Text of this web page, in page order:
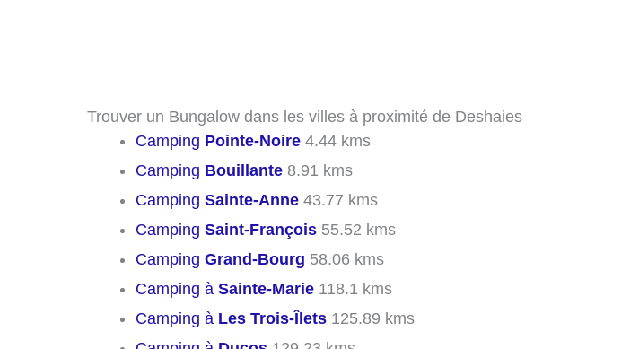
Trouver un Bungalow dans les villes à proximité de Deshaies
Camping Pointe-Noire 4.44 kms
Camping Bouillante 8.91 kms
Camping Sainte-Anne 43.77 kms
Camping Saint-François 55.52 kms
Camping Grand-Bourg 58.06 kms
Camping à Sainte-Marie 118.1 kms
Camping à Les Trois-Îlets 125.89 kms